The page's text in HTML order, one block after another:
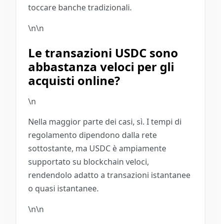
toccare banche tradizionali.
\n\n
Le transazioni USDC sono
abbastanza veloci per gli
acquisti online?
\n
Nella maggior parte dei casi, sì. I tempi di
regolamento dipendono dalla rete
sottostante, ma USDC è ampiamente
supportato su blockchain veloci,
rendendolo adatto a transazioni istantanee
o quasi istantanee.
\n\n